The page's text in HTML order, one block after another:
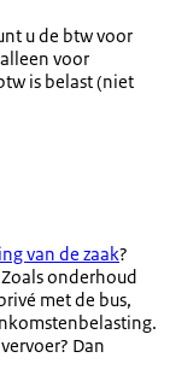
u de btw voor
voor
is belast (niet
van de zaak?
onderhoud
met de bus,
Dan